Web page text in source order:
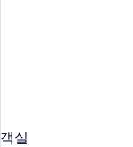
객실